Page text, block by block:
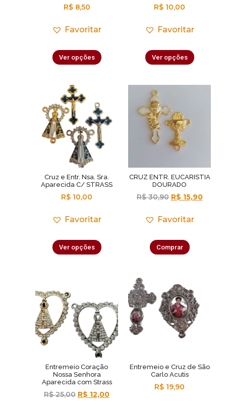
R$8,50
Favoritar
Ver opções
R$ 10,00
Favoritar
Ver opções
Cruz e Entr. Nsa. Sra.
Aparecida C/ STRASS
R$ 10,00
Favoritar
Ver opções
CRUZ ENTR. EUCARISTIA
DOURADO
R$30,90 R$ 15,90
Favoritar
Comprar
Entremeio Coração
Nossa Senhora
Aparecida com Strass
R$25,00 R$ 12,00
Entremeio e Cruz de São
Carlo Acutis
R$ 19,90